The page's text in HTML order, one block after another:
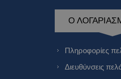
Ο
Πληροφορίες
Διευθύνσεις